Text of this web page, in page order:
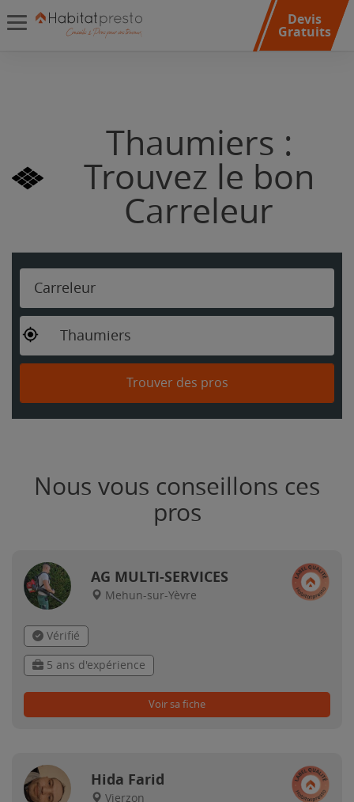
Devis
Gratuits
Thaumiers :
Trouvez le bon
Carreleur
Carreleur
Thaumiers
Trouver des pros
Nous vous conseillons ces
pros
AG MULTI-SERVICES
Mehun-sur-Yèvre
Vérifié
5 ans d'expérience
Voir sa fiche
Hida Farid
Vierzon